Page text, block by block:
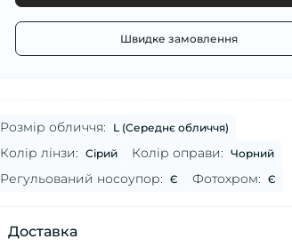
Швидке замовлення
Розмір обличчя: L (Середнє обличчя)
Колір лінзи: Сірий Колір оправи: Чорний
Регульований носоупор: Є Фотохром: Є
Доставка